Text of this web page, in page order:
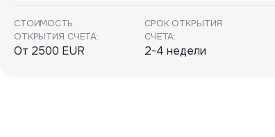
СТОИМОСТЬ
ОТКРЫТИЯ СЧЕТА:
От 2500 EUR
СРОК ОТКРЫТИЯ
СЧЕТА:
2-4 недели